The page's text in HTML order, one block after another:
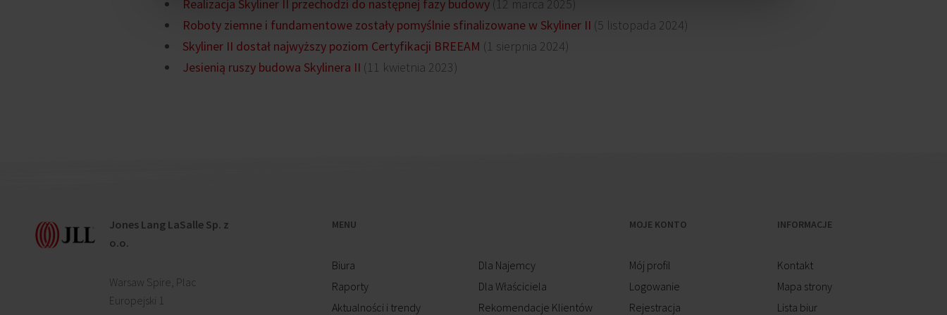
Realizacja Skyliner II przechodzi do następnej fazy budowy (12 marca 2025)
Roboty ziemne i fundamentowe zostały pomyślnie sfinalizowane w Skyliner II (5 listopada 2024)
Skyliner II dostał najwyższy poziom Certyfikacji BREEAM (1 sierpnia 2024)
Jesienią ruszy budowa Skylinera II (11 kwietnia 2023)
Jones Lang LaSalle Sp. z
o.o.
Warsaw Spire, Plac
Europejski 1
MENU
Biura
Raporty
Aktualności i trendy
Dla Najemcy
Dla Właściciela
Rekomendacje Klientów
MOJE KONTO
Mój profil
Logowanie
Rejestracja
INFORMACJE
Kontakt
Mapa strony
Lista biur